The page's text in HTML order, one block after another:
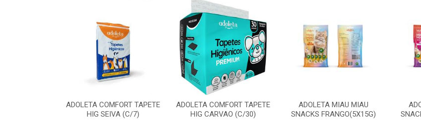
ADOLETA COMFORT TAPETE
HIG SEIVA (C/7)
ADOLETA COMFORT TAPETE
HIG CARVAO (C/30)
ADOLETA MIAU MIAU
SNACKS FRANGO(5X15G)